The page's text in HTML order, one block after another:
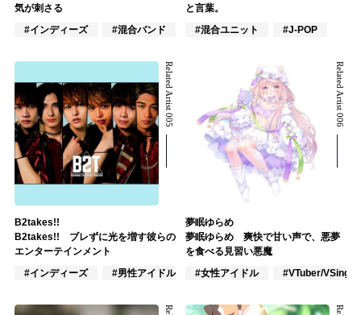
気が刺さる
#インディーズ
#混合バンド #混合ユニット
と言葉。
#混合ユニット
#J-POP
Related Artist 005
B2takes!!
B2takes!! ブレずに光を増す彼らの
エンターテインメント
#インディーズ
#男性アイドル #男性ユニット
Related Artist 006
夢眠ゆらめ
夢眠ゆらめ 爽快で甘い声で、悪夢
を食べる見習い悪魔
#女性アイドル
#VTuber/VSinger